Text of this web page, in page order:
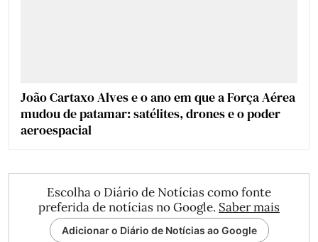
João Cartaxo Alves e o ano em que a Força Aérea
mudou de patamar: satélites, drones e o poder
aeroespacial
Escolha o Diário de Notícias como fonte
preferida de notícias no Google. Saber mais
Adicionar o Diário de Notícias ao Google